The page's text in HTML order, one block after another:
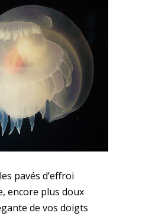
pavés d’effroi
encore plus doux
de vos doigts